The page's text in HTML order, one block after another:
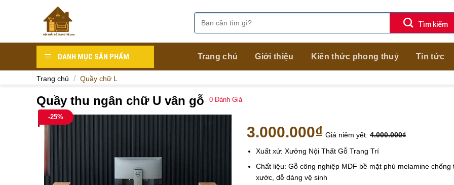
Tìm
kiếm:
DANH MỤC SẢN PHẨM Trang chủ Giới thiệu Kiến thức phong thuỷ Tin tức
Trang chủ / Quầy chữ L
Quầy thu ngân chữ U vân gỗ 0 Đánh Giá
-25%
3.000.000₫ Giá niêm yết: 4.000.000₫
Xuất xứ: Xưởng Nội Thất Gỗ Trang Trí
Chất liệu: Gỗ công nghiệp MDF bề mặt phủ melamine chống
xước, dễ dàng vệ sinh